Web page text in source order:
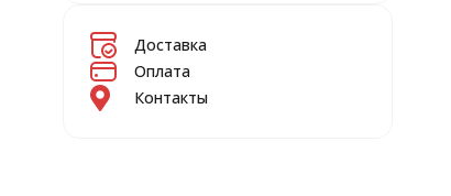
Доставка
Оплата
Контакты